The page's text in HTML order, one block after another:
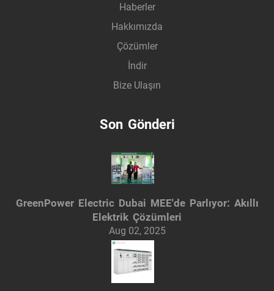
Haberler
Hakkımızda
Çözümler
İndir
Bize Ulaşın
Son Gönderi
GreenPower Electric Dubai MEE'de Parlıyor: Akıllı
Elektrik Çözümleri
Aug 02, 2025